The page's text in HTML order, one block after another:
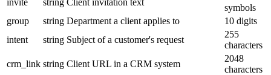
symbols
group
string Department a client applies to
10 digits
intent
string Subject of a customer's request
255
characters
crm_link string Client URL in a CRM system
2048
characters